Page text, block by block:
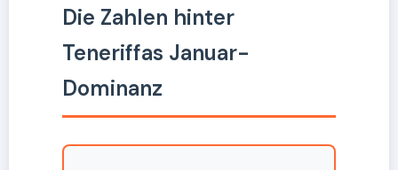
Die Zahlen hinter
Teneriffas Januar-
Dominanz